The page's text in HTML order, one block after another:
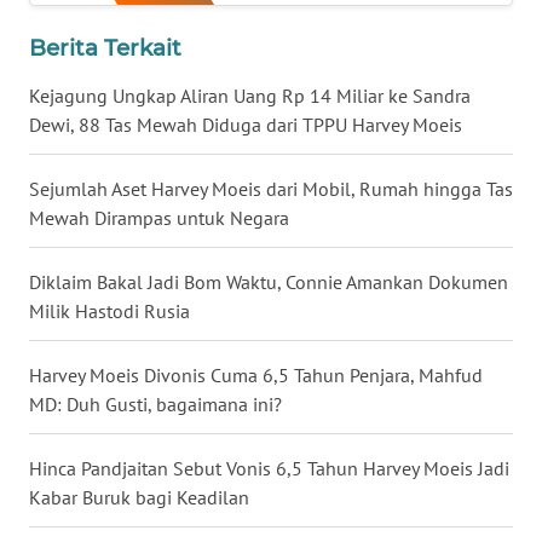
Berita Terkait
Kejagung Ungkap Aliran Uang Rp 14 Miliar ke Sandra
Dewi, 88 Tas Mewah Diduga dari TPPU Harvey Moeis
Sejumlah Aset Harvey Moeis dari Mobil, Rumah hingga Tas
Mewah Dirampas untuk Negara
Diklaim Bakal Jadi Bom Waktu, Connie Amankan Dokumen
Milik Hastodi Rusia
Harvey Moeis Divonis Cuma 6,5 Tahun Penjara, Mahfud
MD: Duh Gusti, bagaimana ini?
Hinca Pandjaitan Sebut Vonis 6,5 Tahun Harvey Moeis Jadi
Kabar Buruk bagi Keadilan
WN
BABEL
WN
SUMBAR
WN
WN
WN
LAMPUNG
WN
JATENG